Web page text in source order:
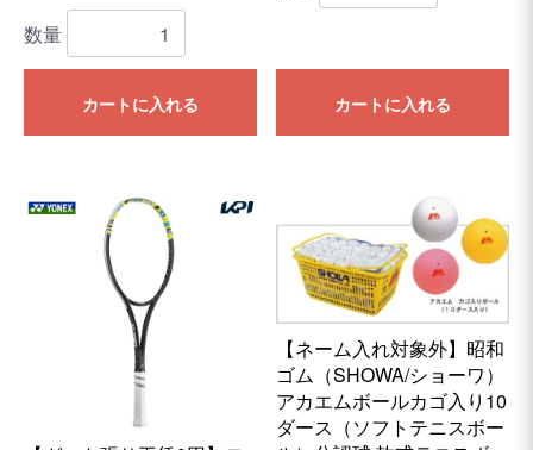
数量
カートに入れる カートに入れる
【ネーム入れ対象外】昭和
ゴム（SHOWA/ショーワ）
アカエムボールカゴ入り10
ダース（ソフトテニスボー